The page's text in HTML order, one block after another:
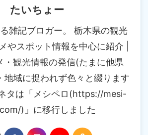
たいちょー
雑記ブロガー。 栃木県の観光
やスポット情報を中心に紹介 |
・観光情報の発信(たまに他県
地域に捉われず色々と綴ります
タは「メシペロ(https://mesi-
)」に移行しました